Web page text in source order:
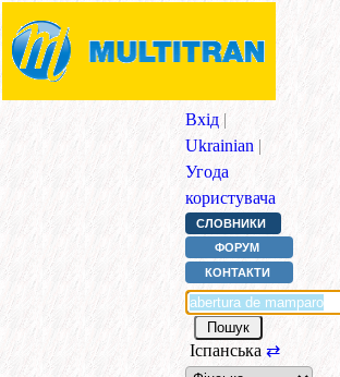
Вхід |
Ukrainian |
Угода
користувача
СЛОВНИКИ
ФОРУМ
КОНТАКТИ
Іспанська ⇄